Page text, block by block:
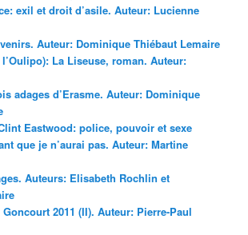
exil et droit d’asile. Auteur: Lucienne
Auteur: Dominique Thiébaut Lemaire
La Liseuse, roman. Auteur:
adages d’Erasme. Auteur: Dominique
Eastwood: police, pouvoir et sexe
que je n’aurai pas. Auteur: Martine
Auteurs: Elisabeth Rochlin et
2011 (II). Auteur: Pierre-Paul